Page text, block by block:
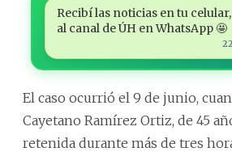
Recibí las noticias en tu
al canal de ÚH en WhatsApp 🤩
El caso ocurrió el 9 de junio,
Cayetano Ramírez Ortiz, de 45
retenida durante más de tres